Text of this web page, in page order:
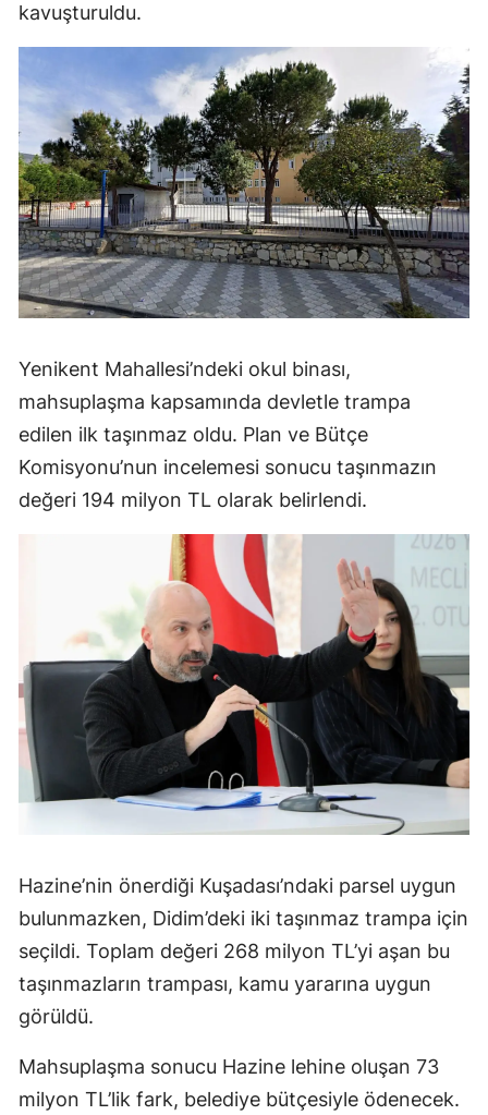
kavuşturuldu.
Yenikent Mahallesi’ndeki okul binası,
mahsuplaşma kapsamında devletle trampa
edilen ilk taşınmaz oldu. Plan ve Bütçe
Komisyonu’nun incelemesi sonucu taşınmazın
değeri 194 milyon TL olarak belirlendi.
Hazine’nin önerdiği Kuşadası’ndaki parsel uygun
bulunmazken, Didim’deki iki taşınmaz trampa için
seçildi. Toplam değeri 268 milyon TL’yi aşan bu
taşınmazların trampası, kamu yararına uygun
görüldü.
Mahsuplaşma sonucu Hazine lehine oluşan 73
milyon TL’lik fark, belediye bütçesiyle ödenecek.